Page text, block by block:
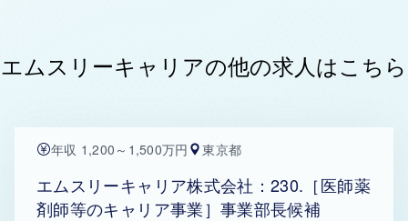
エムスリーキャリアの他の求人はこちら
年収 1,200～1,500万円 東京都
エムスリーキャリア株式会社：230.［医師薬
剤師等のキャリア事業］事業部長候補